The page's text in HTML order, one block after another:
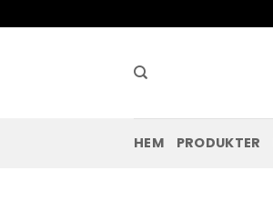
till
HEM PRODUKTER